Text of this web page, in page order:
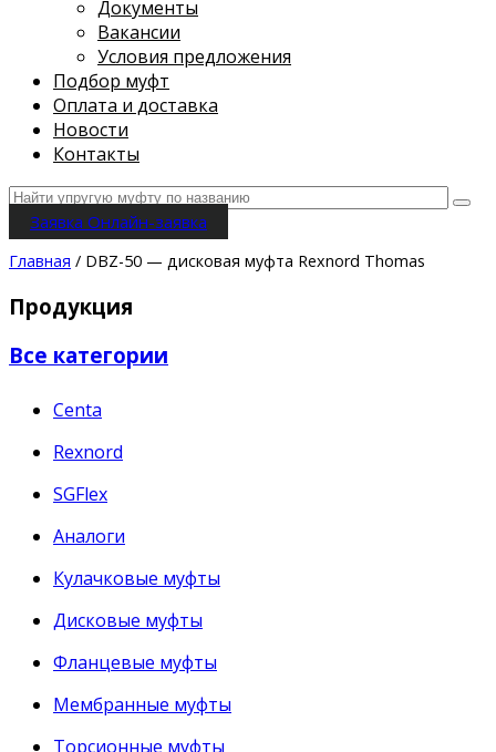
Документы
Вакансии
Условия предложения
Подбор муфт
Оплата и доставка
Новости
Контакты
Заявка Онлайн-заявка
Главная / DBZ-50 — дисковая муфта Rexnord Thomas
Продукция
Все категории
Centa
Rexnord
SGFlex
Аналоги
Кулачковые муфты
Дисковые муфты
Фланцевые муфты
Мембранные муфты
Торсионные муфты